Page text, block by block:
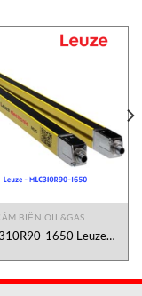
BIẾN OIL&GAS
1650 Leuze